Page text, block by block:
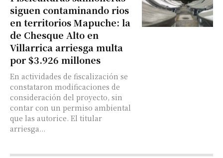
siguen contaminando rios
en territorios Mapuche: la
de Chesque Alto en
Villarrica arriesga multa
por $3.926 millones
En actividades de fiscalización se
constataron modificaciones de
consideración del proyecto, sin
contar con un permiso ambiental
que las autorice. El titular
arriesga...